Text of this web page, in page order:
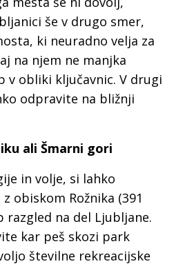
še v drugo smer,
ki neuradno velja za
na njem ne manjka
v obliki ključavnic. V drugi
odpravite na bližnji
ali Šmarni gori
in volje, si lahko
obiskom Rožnika (391
razgled na del Ljubljane.
kar peš skozi park
številne rekreacijske